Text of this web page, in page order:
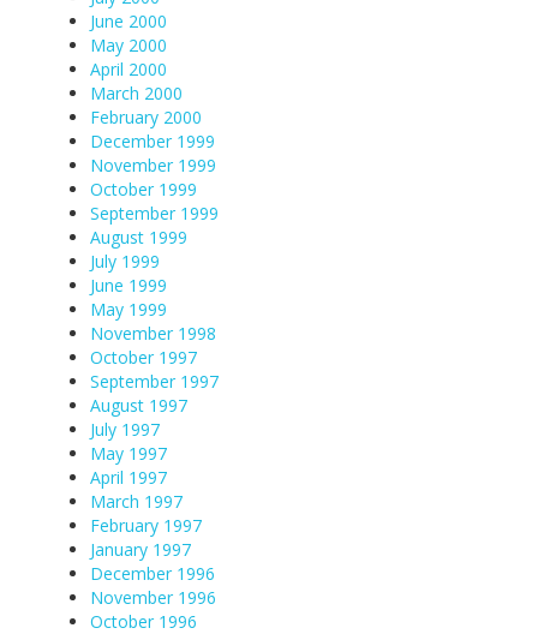
June 2000
May 2000
April 2000
March 2000
February 2000
December 1999
November 1999
October 1999
September 1999
August 1999
July 1999
June 1999
May 1999
November 1998
October 1997
September 1997
August 1997
July 1997
May 1997
April 1997
March 1997
February 1997
January 1997
December 1996
November 1996
October 1996